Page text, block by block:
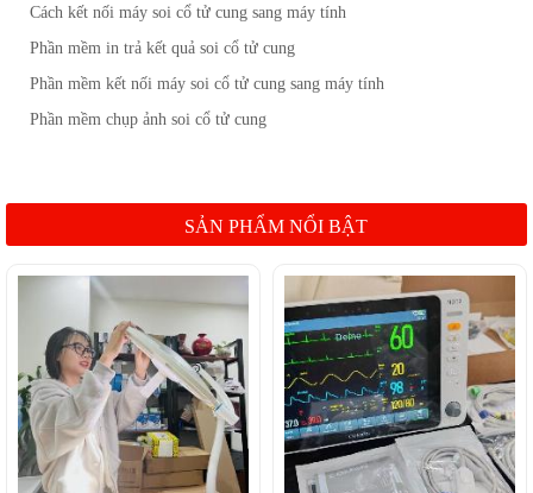
Cách kết nối máy soi cổ tử cung sang máy tính
Phần mềm in trả kết quả soi cổ tử cung
Phần mềm kết nối máy soi cổ tử cung sang máy tính
Phần mềm chụp ảnh soi cổ tử cung
SẢN PHẨM NỔI BẬT